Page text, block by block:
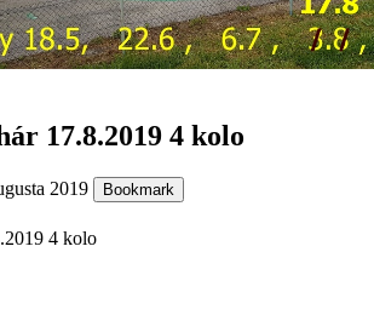
17.8.2019 4 kolo
2019 Bookmark
4 kolo